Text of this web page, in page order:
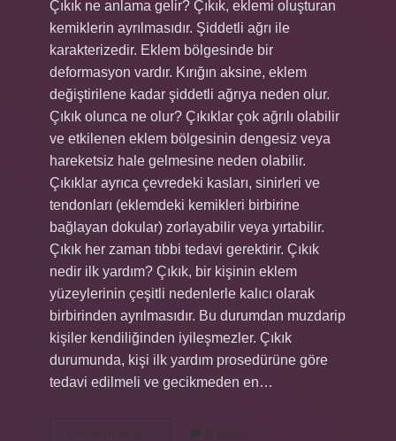
Çıkık ne anlama gelir? Çıkık, eklemi oluşturan
kemiklerin ayrılmasıdır. Şiddetli ağrı ile
karakterizedir. Eklem bölgesinde bir
deformasyon vardır. Kırığın aksine, eklem
değiştirilene kadar şiddetli ağrıya neden olur.
Çıkık olunca ne olur? Çıkıklar çok ağrılı olabilir
ve etkilenen eklem bölgesinin dengesiz veya
hareketsiz hale gelmesine neden olabilir.
Çıkıklar ayrıca çevredeki kasları, sinirleri ve
tendonları (eklemdeki kemikleri birbirine
bağlayan dokular) zorlayabilir veya yırtabilir.
Çıkık her zaman tıbbi tedavi gerektirir. Çıkık
nedir ilk yardım? Çıkık, bir kişinin eklem
yüzeylerinin çeşitli nedenlerle kalıcı olarak
birbirinden ayrılmasıdır. Bu durumdan muzdarip
kişiler kendiliğinden iyileşmezler. Çıkık
durumunda, kişi ilk yardım prosedürüne göre
tedavi edilmeli ve gecikmeden en…
Devamını okuyun 8 Yorum